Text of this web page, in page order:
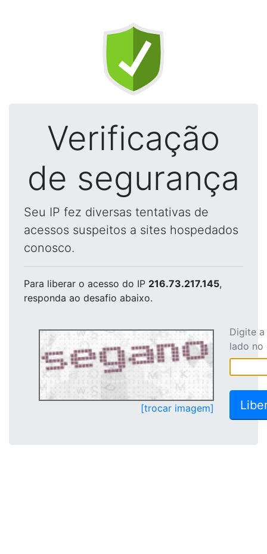
Verificação
de segurança
Seu IP fez diversas tentativas de
acessos suspeitos a sites hospedados
conosco.
Para liberar o acesso do IP 216.73.217.145,
responda ao desafio abaixo.
[trocar imagem]
Digite
lado no